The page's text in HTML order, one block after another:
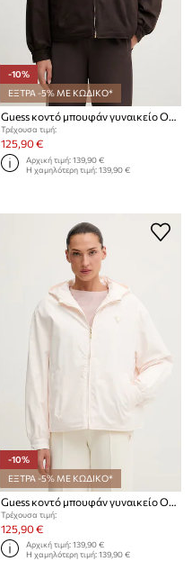
-10%
ΕΞΤΡΑ -5% ΜΕ ΚΩΔΙΚΟ*
Guess κοντό μπουφάν γυναικείο OLYMPE
Τρέχουσα τιμή:
125,90 €
Αρχική τιμή:139,90 €
Η χαμηλότερη τιμή:139,90 €
-10%
ΕΞΤΡΑ -5% ΜΕ ΚΩΔΙΚΟ*
Τρέχουσα τιμή:
125,90 €
Αρχική τιμή:139,90 €
Η χαμηλότερη τιμή:139,90 €